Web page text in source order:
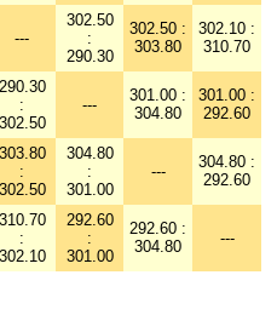
---
302.50
:
290.30
302.50 :
303.80
302.10 :
310.70
290.30
:
302.50
---
301.00 :
304.80
301.00 :
292.60
303.80
:
302.50
304.80
:
301.00
---
304.80 :
292.60
310.70
:
302.10
292.60
:
301.00
292.60 :
304.80
---